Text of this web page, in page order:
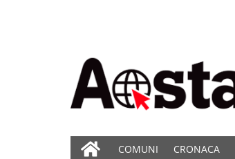
COMUNI CRONACA